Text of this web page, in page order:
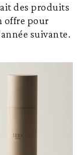
des produits
offre pour
suivante.